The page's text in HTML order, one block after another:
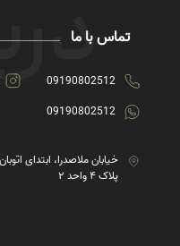
تماس با ما
09190802512
09190802512
خیابان ملاصدرا، ابتدای
پلاک ۴ واحد ۲